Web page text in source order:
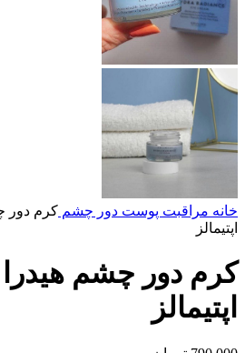
خانه مراقبت پوست دور چشم کرم دور
اپتیمالز
کرم دور چشم هیدرا
اپتیمالز